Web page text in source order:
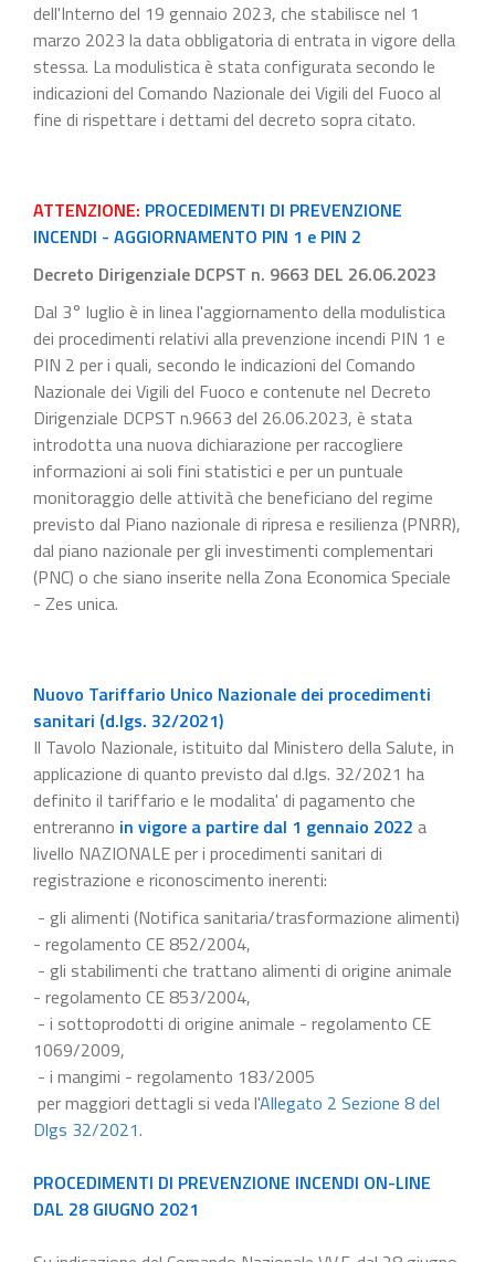
dell'Interno del 19 gennaio 2023, che stabilisce nel 1
marzo 2023 la data obbligatoria di entrata in vigore della
stessa. La modulistica è stata configurata secondo le
indicazioni del Comando Nazionale dei Vigili del Fuoco al
fine di rispettare i dettami del decreto sopra citato.
ATTENZIONE: PROCEDIMENTI DI PREVENZIONE
INCENDI - AGGIORNAMENTO PIN 1 e PIN 2
Decreto Dirigenziale DCPST n. 9663 DEL 26.06.2023
Dal 3° luglio è in linea l'aggiornamento della modulistica
dei procedimenti relativi alla prevenzione incendi PIN 1 e
PIN 2 per i quali, secondo le indicazioni del Comando
Nazionale dei Vigili del Fuoco e contenute nel Decreto
Dirigenziale DCPST n.9663 del 26.06.2023, è stata
introdotta una nuova dichiarazione per raccogliere
informazioni ai soli fini statistici e per un puntuale
monitoraggio delle attività che beneficiano del regime
previsto dal Piano nazionale di ripresa e resilienza (PNRR),
dal piano nazionale per gli investimenti complementari
(PNC) o che siano inserite nella Zona Economica Speciale
- Zes unica.
Nuovo Tariffario Unico Nazionale dei procedimenti
sanitari (d.lgs. 32/2021)
Il Tavolo Nazionale, istituito dal Ministero della Salute, in
applicazione di quanto previsto dal d.lgs. 32/2021 ha
definito il tariffario e le modalita' di pagamento che
entreranno in vigore a partire dal 1 gennaio 2022 a
livello NAZIONALE per i procedimenti sanitari di
registrazione e riconoscimento inerenti:
- gli alimenti (Notifica sanitaria/trasformazione alimenti)
- regolamento CE 852/2004,
- gli stabilimenti che trattano alimenti di origine animale
- regolamento CE 853/2004,
- i sottoprodotti di origine animale - regolamento CE
1069/2009,
- i mangimi - regolamento 183/2005
per maggiori dettagli si veda l'Allegato 2 Sezione 8 del
Dlgs 32/2021.
PROCEDIMENTI DI PREVENZIONE INCENDI ON-LINE
DAL 28 GIUGNO 2021